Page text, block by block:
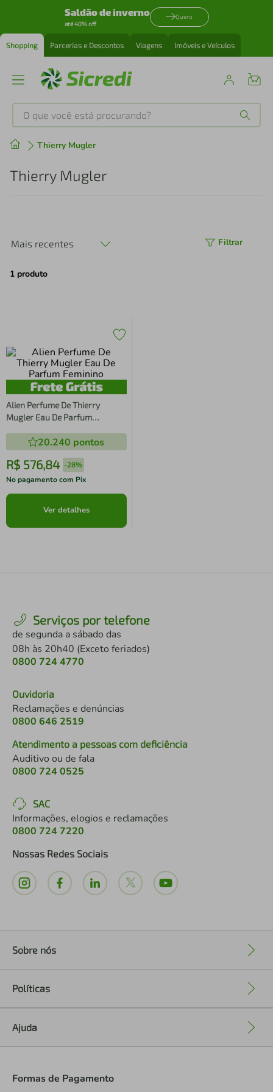
Saldão de inverno
até 40% off
Quero
Shopping Parcerias e Descontos Viagens Imóveis e Veículos
O que você está procurando?
Thierry Mugler
Thierry Mugler
Mais recentes Filtrar
1 produto
Alien Perfume De Thierry
Mugler Eau De Parfum
20.240 pontos
R$ 576,84 -28%
No pagamento com Pix
Ver detalhes
Serviços por telefone
de segunda a sábado das
08h às 20h40 (Exceto feriados)
0800 724 4770
Ouvidoria
Reclamações e denúncias
0800 646 2519
Atendimento a pessoas com deficiência
Auditivo ou de fala
0800 724 0525
SAC
Informações, elogios e reclamações
0800 724 7220
Nossas Redes Sociais
Sobre nós
Políticas
Ajuda
Formas de Pagamento
Produtos mais buscados
tenis
perfume
4º